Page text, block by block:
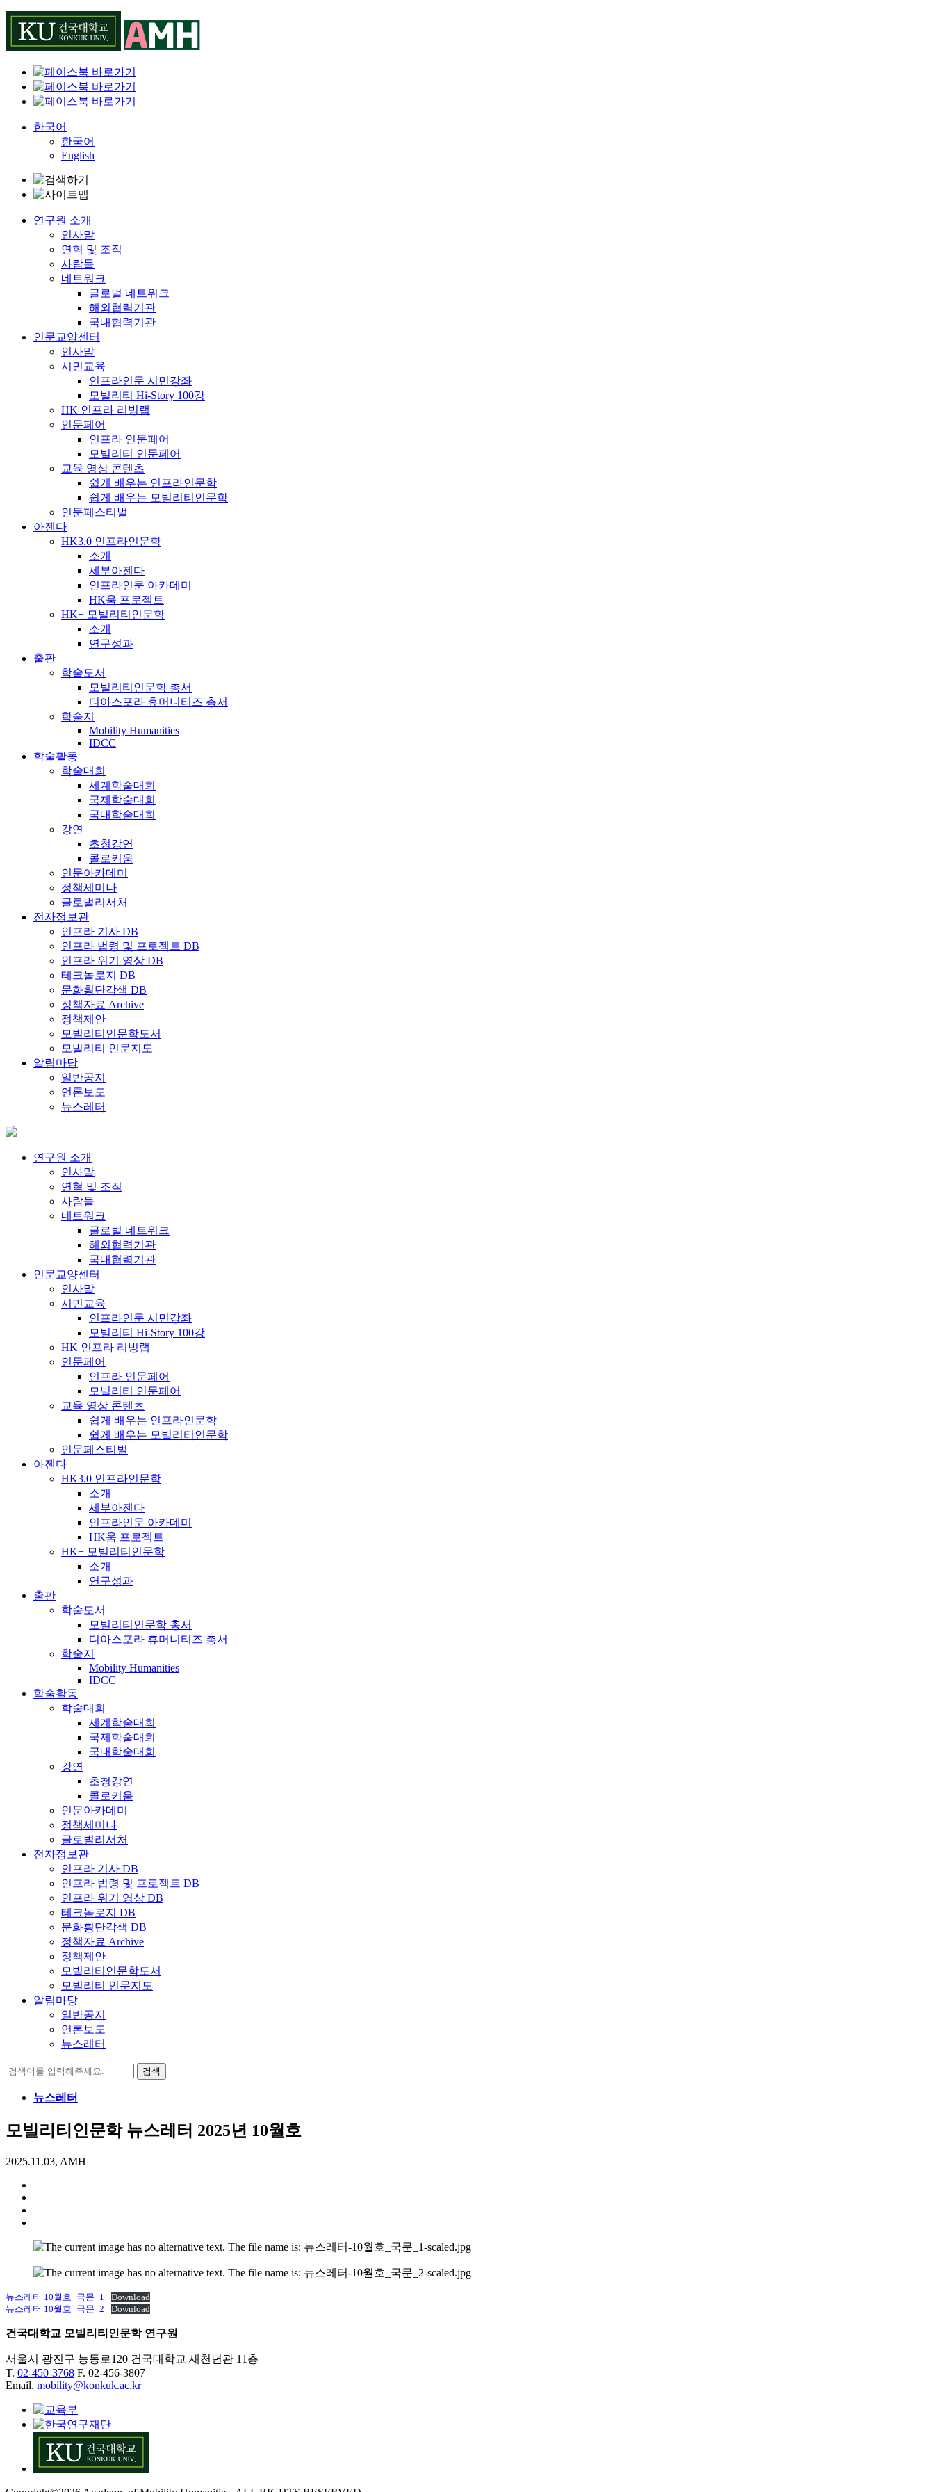
Skip
content
한국어
한국어
English
연구원 소개
인사말
연혁 및 조직
사람들
네트워크
글로벌 네트워크
해외협력기관
국내협력기관
인문교양센터
인사말
시민교육
인프라인문 시민강좌
모빌리티 Hi-Story 100강
HK 인프라 리빙랩
인문페어
인프라 인문페어
모빌리티 인문페어
교육 영상 콘텐츠
쉽게 배우는 인프라인문학
쉽게 배우는 모빌리티인문학
인문페스티벌
아젠다
HK3.0 인프라인문학
소개
세부아젠다
인프라인문 아카데미
HK움 프로젝트
HK+ 모빌리티인문학
소개
연구성과
출판
학술도서
모빌리티인문학 총서
디아스포라 휴머니티즈 총서
학술지
Mobility Humanities
IDCC
학술활동
학술대회
세계학술대회
국제학술대회
국내학술대회
강연
초청강연
콜로키움
인문아카데미
정책세미나
글로벌리서처
전자정보관
인프라 기사 DB
인프라 법령 및 프로젝트 DB
인프라 위기 영상 DB
테크놀로지 DB
문화횡단각색 DB
정책자료 Archive
정책제안
모빌리티인문학도서
모빌리티 인문지도
알림마당
일반공지
언론보도
뉴스레터
연구원 소개
인사말
연혁 및 조직
사람들
네트워크
글로벌 네트워크
해외협력기관
국내협력기관
인문교양센터
인사말
시민교육
인프라인문 시민강좌
모빌리티 Hi-Story 100강
HK 인프라 리빙랩
인문페어
인프라 인문페어
모빌리티 인문페어
교육 영상 콘텐츠
쉽게 배우는 인프라인문학
쉽게 배우는 모빌리티인문학
인문페스티벌
아젠다
HK3.0 인프라인문학
소개
세부아젠다
인프라인문 아카데미
HK움 프로젝트
HK+ 모빌리티인문학
소개
연구성과
출판
학술도서
모빌리티인문학 총서
디아스포라 휴머니티즈 총서
학술지
Mobility Humanities
IDCC
학술활동
학술대회
세계학술대회
국제학술대회
국내학술대회
강연
초청강연
콜로키움
인문아카데미
정책세미나
글로벌리서처
전자정보관
인프라 기사 DB
인프라 법령 및 프로젝트 DB
인프라 위기 영상 DB
테크놀로지 DB
문화횡단각색 DB
정책자료 Archive
정책제안
모빌리티인문학도서
모빌리티 인문지도
알림마당
일반공지
언론보도
뉴스레터
검
뉴스레터
모빌리티인문학 뉴스레터 2025년 10월호
2025.11.03, AMH
뉴스레터 10월호_국문_1
Download
뉴스레터 10월호_국문_2
Download
건국대학교 모빌리티인문학 연구원
서울시 광진구 능동로120 건국대학교 새천년관 11층
T. 02-450-3768 F. 02-456-3807
Email. mobility@konkuk.ac.kr